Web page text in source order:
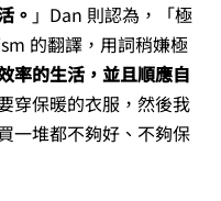
。 」Dan 則認為，「極
的翻譯，用詞稍嫌極
率的生活，並且順應自
穿保暖的衣服，然後我
一堆都不夠好、不夠保